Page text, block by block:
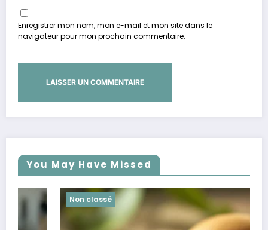
Enregistrer mon nom, mon e-mail et mon site dans le
navigateur pour mon prochain commentaire.
You May Have Missed
Non classé